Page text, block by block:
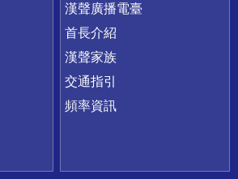
漢聲廣播電臺
首長介紹
漢聲家族
交通指引
頻率資訊